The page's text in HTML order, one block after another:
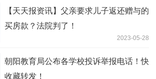
【天天报资讯】父亲要求儿子返还赠与的
买房款？法院判了！
2023-05-28
朝阳教育局公布各学校投诉举报电话！快
收藏转发！